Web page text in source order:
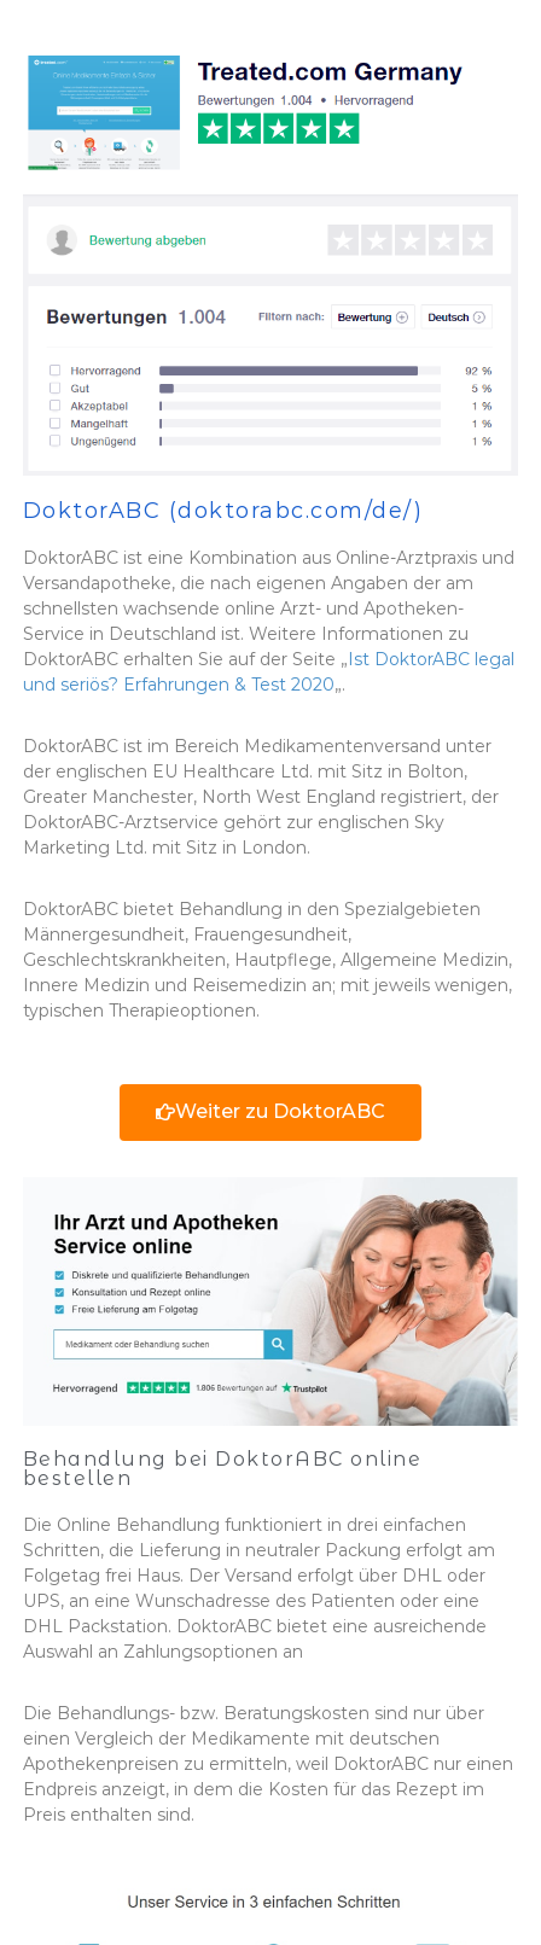
DoktorABC (doktorabc.com/de/)
DoktorABC ist eine Kombination aus Online-Arztpraxis und
Versandapotheke, die nach eigenen Angaben der am
schnellsten wachsende online Arzt- und Apotheken-
Service in Deutschland ist. Weitere Informationen zu
DoktorABC erhalten Sie auf der Seite „Ist DoktorABC legal
und seriös? Erfahrungen & Test 2020„.
DoktorABC ist im Bereich Medikamentenversand unter
der englischen EU Healthcare Ltd. mit Sitz in Bolton,
Greater Manchester, North West England registriert, der
DoktorABC-Arztservice gehört zur englischen Sky
Marketing Ltd. mit Sitz in London.
DoktorABC bietet Behandlung in den Spezialgebieten
Männergesundheit, Frauengesundheit,
Geschlechtskrankheiten, Hautpflege, Allgemeine Medizin,
Innere Medizin und Reisemedizin an; mit jeweils wenigen,
typischen Therapieoptionen.
Weiter zu DoktorABC
Behandlung bei DoktorABC online
bestellen
Die Online Behandlung funktioniert in drei einfachen
Schritten, die Lieferung in neutraler Packung erfolgt am
Folgetag frei Haus. Der Versand erfolgt über DHL oder
UPS, an eine Wunschadresse des Patienten oder eine
DHL Packstation. DoktorABC bietet eine ausreichende
Auswahl an Zahlungsoptionen an
Die Behandlungs- bzw. Beratungskosten sind nur über
einen Vergleich der Medikamente mit deutschen
Apothekenpreisen zu ermitteln, weil DoktorABC nur einen
Endpreis anzeigt, in dem die Kosten für das Rezept im
Preis enthalten sind.